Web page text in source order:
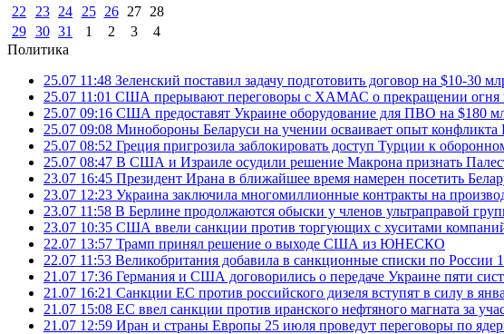
22
23 24 25 26 27
28
29 30 31 1 2 3
4
Политика
25.07 11:48 Зеленский поставил задачу подготовить договор на $10-
25.07 11:01 США прерывают переговоры с ХАМАС о прекращении огня
25.07 09:16 США предоставят Украине оборудование для ПВО на $180
25.07 09:08 Минобороны Беларуси на учении осваивает опыт конфликта
25.07 08:52 Греция пригрозила заблокировать доступ Турции к
25.07 08:47 В США и Израиле осудили решение Макрона признать
23.07 16:45 Президент Ирана в ближайшее время намерен посетить
23.07 12:23 Украина заключила многомиллионные контракты на
23.07 11:58 В Берлине продолжаются обыски у членов ультраправой
23.07 10:35 США ввели санкции против торгующих с хуситами
22.07 13:57 Трамп принял решение о выходе США из ЮНЕСКО
22.07 11:53 Великобритания добавила в санкционные списки по России
21.07 17:36 Германия и США договорились о передаче Украине пяти
21.07 16:21 Санкции ЕС против российского дизеля вступят в силу в
21.07 15:08 ЕС ввел санкции против иранского нефтяного магната за
21.07 12:59 Иран и страны Европы 25 июля проведут переговоры по